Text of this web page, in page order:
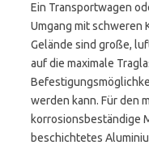
Ein Transportwagen
Umgang mit schweren
Gelände sind große,
auf die maximale
werden kann. Für den
korrosionsbeständige
beschichtetes